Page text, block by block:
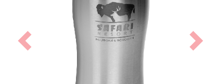
Predchádzajúci Ďalší